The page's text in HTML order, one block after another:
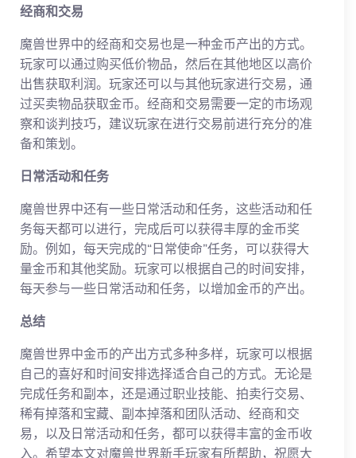
经商和交易
魔兽世界中的经商和交易也是一种金币产出的方式。
玩家可以通过购买低价物品，然后在其他地区以高价
出售获取利润。玩家还可以与其他玩家进行交易，通
过买卖物品获取金币。经商和交易需要一定的市场观
察和谈判技巧，建议玩家在进行交易前进行充分的准
备和策划。
日常活动和任务
魔兽世界中还有一些日常活动和任务，这些活动和任
务每天都可以进行，完成后可以获得丰厚的金币奖
励。例如，每天完成的“日常使命”任务，可以获得大
量金币和其他奖励。玩家可以根据自己的时间安排，
每天参与一些日常活动和任务，以增加金币的产出。
总结
魔兽世界中金币的产出方式多种多样，玩家可以根据
自己的喜好和时间安排选择适合自己的方式。无论是
完成任务和副本，还是通过职业技能、拍卖行交易、
稀有掉落和宝藏、副本掉落和团队活动、经商和交
易，以及日常活动和任务，都可以获得丰富的金币收
入。希望本文对魔兽世界新手玩家有所帮助，祝愿大